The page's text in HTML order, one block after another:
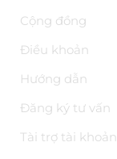
Cộng đồng
Điều khoản
Hướng dẫn
Đăng ký tư vấn
Tài trợ tài khoản